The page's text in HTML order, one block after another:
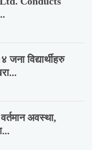
विद्यार्थीहरु
अवस्था,